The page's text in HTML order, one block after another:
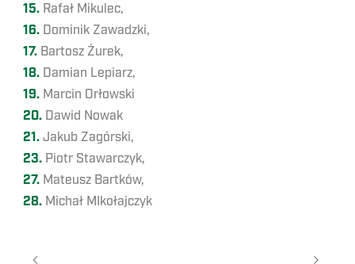
15. Rafał Mikulec,
16. Dominik Zawadzki,
17. Bartosz Żurek,
18. Damian Lepiarz,
19. Marcin Orłowski
20. Dawid Nowak
21. Jakub Zagórski,
23. Piotr Stawarczyk,
27. Mateusz Bartków,
28. Michał MIkołajczyk